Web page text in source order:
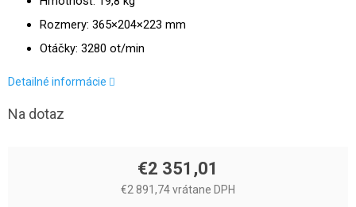
Rozmery: 365×204×223 mm
Otáčky: 3280 ot/min
Detailné informácie
Na dotaz
€2 351,01
€2 891,74 vrátane DPH